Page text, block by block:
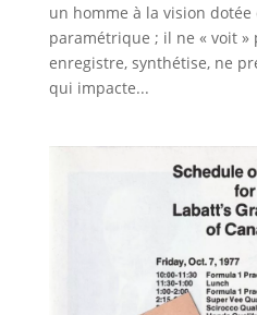
un homme à la vision dotée
paramétrique ; il ne « voit »
enregistre, synthétise, ne
qui impacte...